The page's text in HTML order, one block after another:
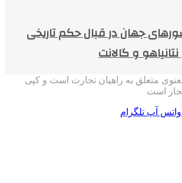
جهان در قبال حکم تاریخی
و گالانت
متعلق به راهیان تجارت است و کپی
است
واتس آپ تلگرام